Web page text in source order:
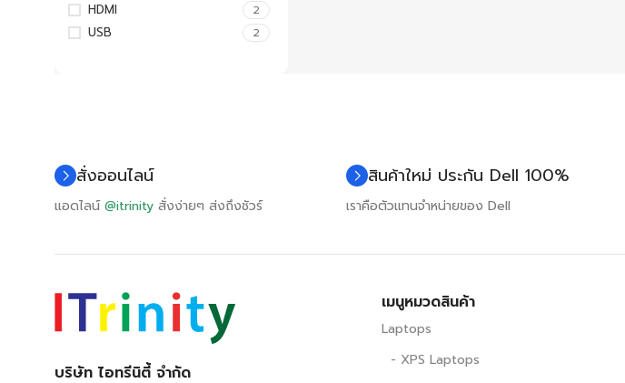
HDMI 2
USB 2
สั่งออนไลน์
แอดไลน์@itrinity สั่งง่ายๆ ส่งถึงชัวร์
สินค้าใหม่ ประกัน Dell 100%
เราคือตัวแทนจำหน่ายของ Dell
บริษัท ไอทรีนิตี้ จำกัด
เมนูหมวดสินค้า
Laptops
- XPS Laptops